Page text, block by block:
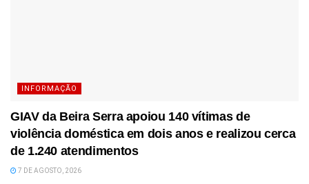
INFORMAÇÃO
GIAV da Beira Serra apoiou 140 vítimas de
violência doméstica em dois anos e realizou cerca
de 1.240 atendimentos
7 DE AGOSTO, 2026